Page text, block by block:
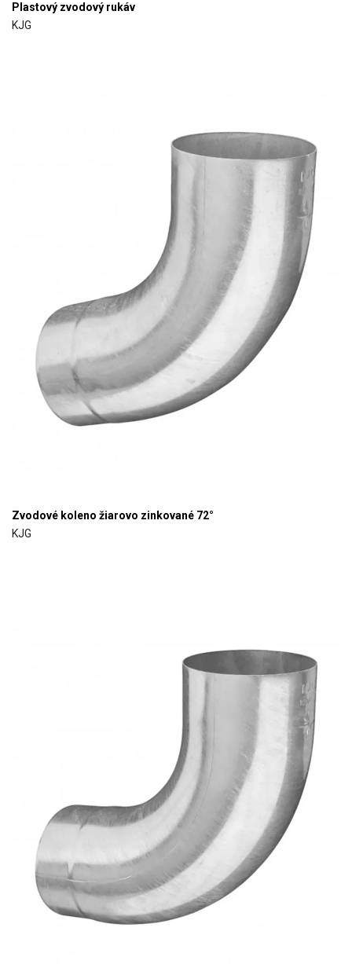
Plastový zvodový rukáv
KJG
Zvodové koleno žiarovo zinkované 72°
KJG